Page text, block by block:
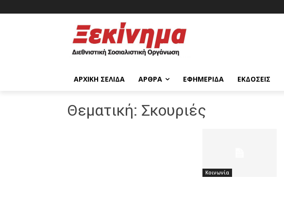
ΑΡΧΙΚΉ ΣΕΛΊΔΑ ΆΡΘΡΑ ΕΦΗΜΕΡΊΔΑ ΕΚΔΌΣΕΙΣ
Θεματική: Σκουριές
Κοινωνία